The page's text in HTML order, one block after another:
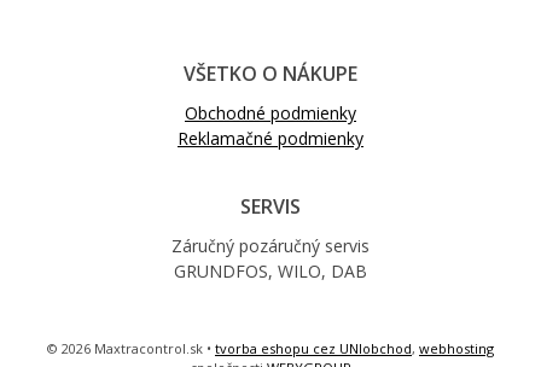
VŠETKO O NÁKUPE
Obchodné podmienky
Reklamačné podmienky
SERVIS
Záručný pozáručný servis
GRUNDFOS, WILO, DAB
© 2026 Maxtracontrol.sk • tvorba eshopu cez UNIobchod, webhosting